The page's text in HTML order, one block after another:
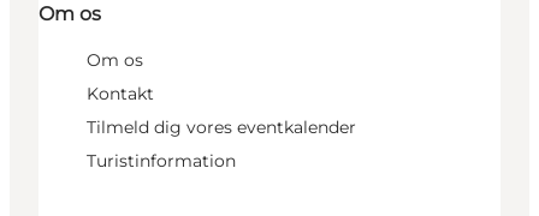
Om os
Om os
Kontakt
Tilmeld dig vores eventkalender
Turistinformation